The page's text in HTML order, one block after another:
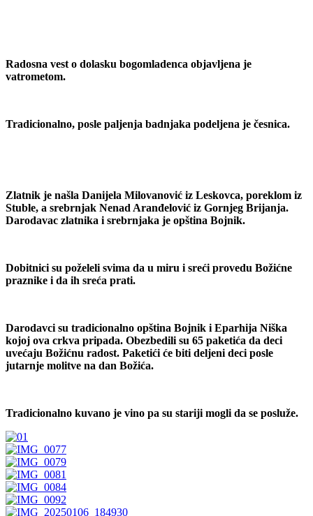
Radosna vest o dolasku bogomladenca objavljena je
vatrometom.
Tradicionalno, posle paljenja badnjaka podeljena je česnica.
Zlatnik je našla Danijela Milovanović iz Leskovca, poreklom iz
Stuble, a srebrnjak Nenad Aranđelović iz Gornjeg Brijanja.
Darodavac zlatnika i srebrnjaka je opština Bojnik.
Dobitnici su poželeli svima da u miru i sreći provedu Božićne
praznike i da ih sreća prati.
Darodavci su tradicionalno opština Bojnik i Eparhija Niška
kojoj ova crkva pripada. Obezbedili su 65 paketića da deci
uvećaju Božićnu radost. Paketići će biti deljeni deci posle
jutarnje molitve na dan Božića.
Tradicionalno kuvano je vino pa su stariji mogli da se posluže.